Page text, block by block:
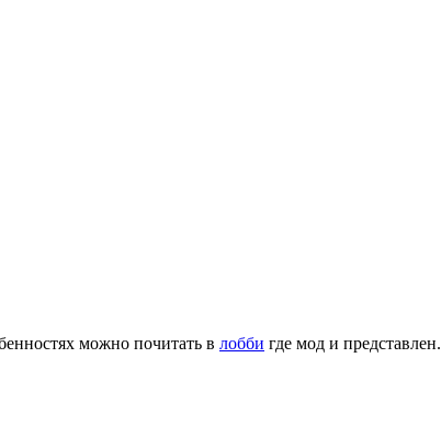
можно почитать в лобби где мод и представлен.